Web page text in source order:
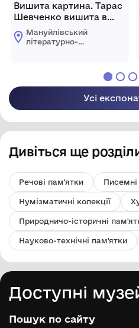
Вишита картина. Тарас
Шевченко вишита в
селі Мануйлівка.
Мануйлівський
літературно-
Усі
Дивіться ще
Речові пам'ятки
Нумізматичні колекції
Природничо-історичні
Науково-технічні пам'ятки
Доступні
Пошук по сайту